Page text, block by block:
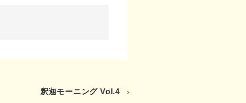
釈迦モーニング Vol.4